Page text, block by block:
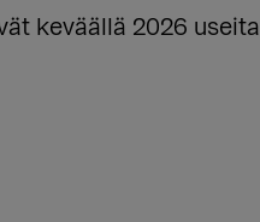
keväällä 2026 useita